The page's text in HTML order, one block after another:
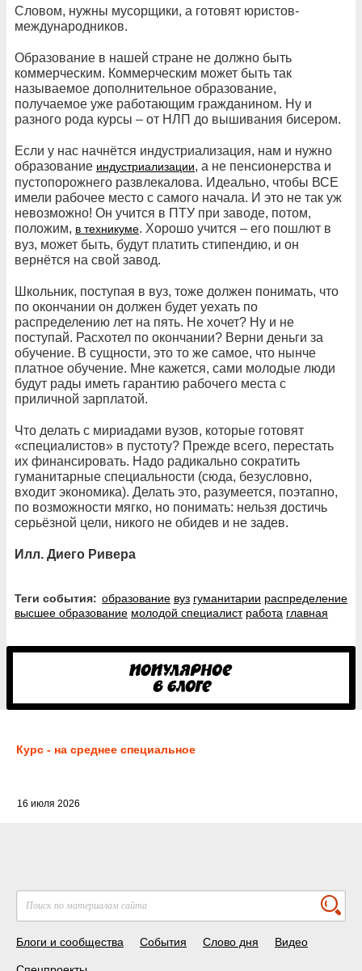
Словом, нужны мусорщики, а готовят юристов-
международников.
Образование в нашей стране не должно быть
коммерческим. Коммерческим может быть так
называемое дополнительное образование,
получаемое уже работающим гражданином. Ну и
разного рода курсы – от НЛП до вышивания бисером.
Если у нас начнётся индустриализация, нам и нужно
образование индустриализации, а не пенсионерства и
пустопорожнего развлекалова. Идеально, чтобы ВСЕ
имели рабочее место с самого начала. И это не так уж
невозможно! Он учится в ПТУ при заводе, потом,
положим, в техникуме. Хорошо учится – его пошлют в
вуз, может быть, будут платить стипендию, и он
вернётся на свой завод.
Школьник, поступая в вуз, тоже должен понимать, что
по окончании он должен будет уехать по
распределению лет на пять. Не хочет? Ну и не
поступай. Расхотел по окончании? Верни деньги за
обучение. В сущности, это то же самое, что нынче
платное обучение. Мне кажется, сами молодые люди
будут рады иметь гарантию рабочего места с
приличной зарплатой.
Что делать с мириадами вузов, которые готовят
«специалистов» в пустоту? Прежде всего, перестать
их финансировать. Надо радикально сократить
гуманитарные специальности (сюда, безусловно,
входит экономика). Делать это, разумеется, поэтапно,
по возможности мягко, но понимать: нельзя достичь
серьёзной цели, никого не обидев и не задев.
Илл. Диего Ривера
Теги события: образование вуз гуманитарии распределение
высшее образование молодой специалист работа главная
Курс - на среднее специальное
16 июля 2026
Блоги и сообщества События Слово дня Видео